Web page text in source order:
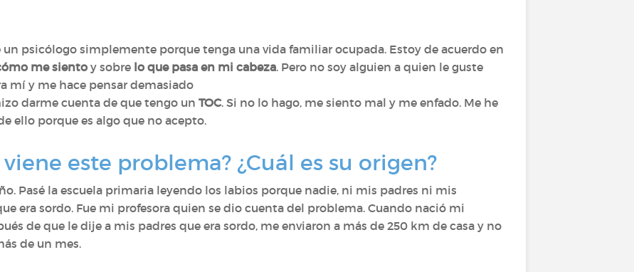
psicólogo simplemente porque tenga una vida familiar ocupada. Estoy de acuerdo en
me siento y sobre lo que pasa en mi cabeza. Pero no soy alguien a quien le guste
mí y me hace pensar demasiado
darme cuenta de que tengo un TOC. Si no lo hago, me siento mal y me enfado. Me he
ello porque es algo que no acepto.
este problema? ¿Cuál es su origen?
Pasé la escuela primaria leyendo los labios porque nadie, ni mis padres ni mis
era sordo. Fue mi profesora quien se dio cuenta del problema. Cuando nació mi
de que le dije a mis padres que era sordo, me enviaron a más de 250 km de casa y no
de un mes.